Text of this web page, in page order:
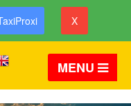
X
MENU